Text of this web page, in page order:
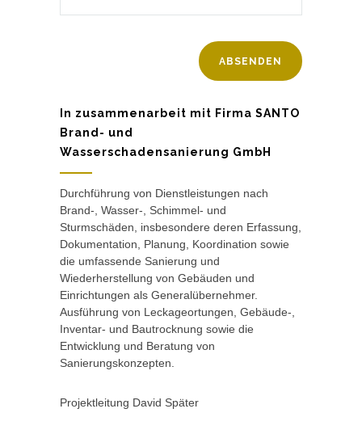
In zusammenarbeit mit Firma SANTO
Brand- und
Wasserschadensanierung GmbH
Durchführung von Dienstleistungen nach
Brand-, Wasser-, Schimmel- und
Sturmschäden, insbesondere deren Erfassung,
Dokumentation, Planung, Koordination sowie
die umfassende Sanierung und
Wiederherstellung von Gebäuden und
Einrichtungen als Generalübernehmer.
Ausführung von Leckageortungen, Gebäude-,
Inventar- und Bautrocknung sowie die
Entwicklung und Beratung von
Sanierungskonzepten.
Projektleitung David Später